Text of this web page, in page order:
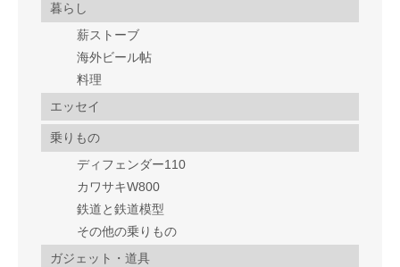
暮らし
薪ストーブ
海外ビール帖
料理
エッセイ
乗りもの
ディフェンダー110
カワサキW800
鉄道と鉄道模型
その他の乗りもの
ガジェット・道具